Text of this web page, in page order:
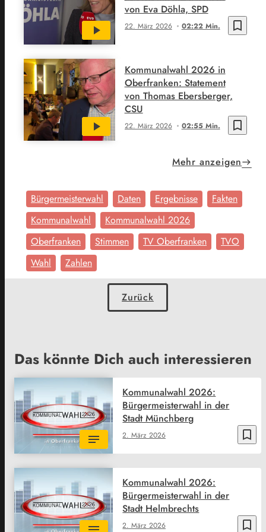
bookmark_border
22. März 2026 02:22 Min.
von Eva Döhla, SPD
bookmark_border
22. März 2026 02:55 Min.
Kommunalwahl 2026 in
Oberfranken: Statement
von Thomas Ebersberger,
CSU
Mehr anzeigen
Bürgermeisterwahl Daten Ergebnisse
Fakten
Kommunalwahl
Kommunalwahl 2026
Oberfranken
Stimmen TV Oberfranken
TVO
Wahl
Zahlen
Zurück
Das könnte Dich auch interessieren
bookmark_border
2. März 2026
Kommunalwahl 2026:
Bürgermeisterwahl in der
Stadt Münchberg
bookmark_border
2. März 2026
Kommunalwahl 2026:
Bürgermeisterwahl in der
Stadt Helmbrechts